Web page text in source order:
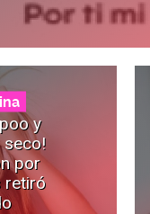
y
por
retiró